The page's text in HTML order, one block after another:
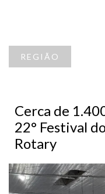
REGIÃO
Cerca de
22° Festival
Rotary